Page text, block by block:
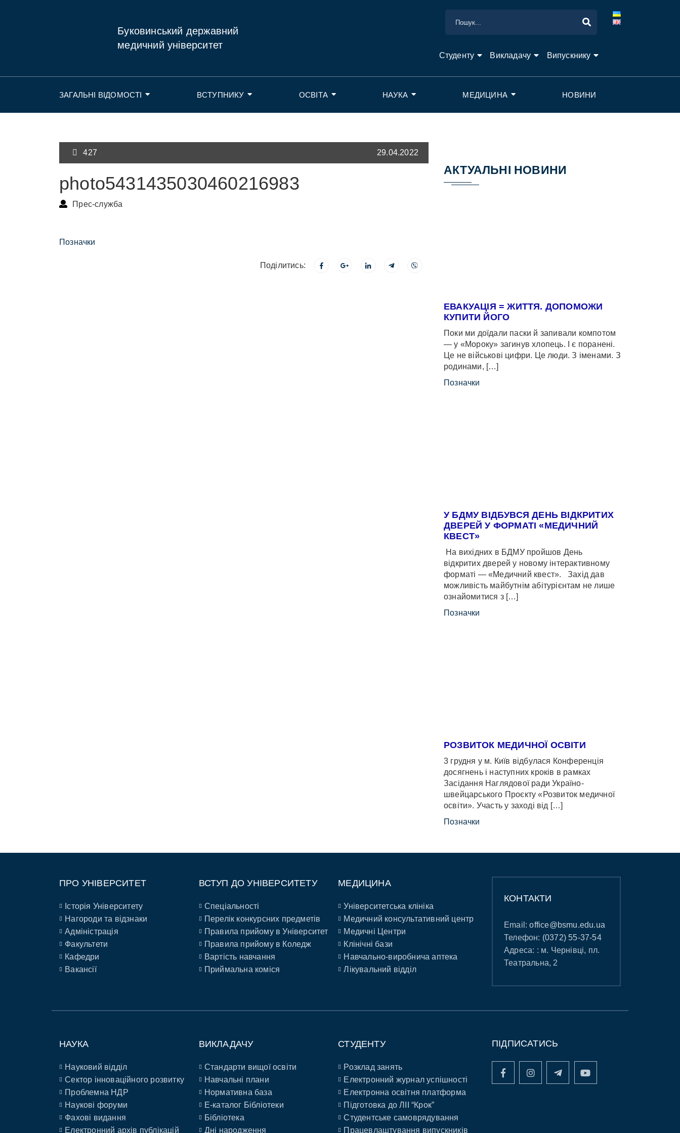
Буковинський державний
медичний університет
Студенту Викладачу Випускнику
ЗАГАЛЬНІ ВІДОМОСТІ ВСТУПНИКУ ОСВІТА НАУКА МЕДИЦИНА НОВИНИ
427 29.04.2022
photo5431435030460216983
Прес-служба
Позначки
Поділитись:
АКТУАЛЬНІ НОВИНИ
ЕВАКУАЦІЯ = ЖИТТЯ. ДОПОМОЖИ
КУПИТИ ЙОГО
Поки ми доїдали паски й запивали компотом
— у «Мороку» загинув хлопець. І є поранені.
Це не військові цифри. Це люди. З іменами. З
родинами, […]
Позначки
У БДМУ ВІДБУВСЯ ДЕНЬ ВІДКРИТИХ
ДВЕРЕЙ У ФОРМАТІ «МЕДИЧНИЙ
КВЕСТ»
На вихідних в БДМУ пройшов День
відкритих дверей у новому інтерактивному
форматі — «Медичний квест». Захід дав
можливість майбутнім абітурієнтам не лише
ознайомитися з […]
Позначки
РОЗВИТОК МЕДИЧНОЇ ОСВІТИ
3 грудня у м. Київ відбулася Конференція
досягнень і наступних кроків в рамках
Засідання Наглядової ради Україно-
швейцарського Проєкту «Розвиток медичної
освіти». Участь у заході від […]
Позначки
ПРО УНІВЕРСИТЕТ
Історія Університету
Нагороди та відзнаки
Адміністрація
Факультети
Кафедри
Вакансії
ВСТУП ДО УНІВЕРСИТЕТУ
Спеціальності
Перелік конкурсних предметів
Правила прийому в Університет
Правила прийому в Коледж
Вартість навчання
Приймальна коміся
МЕДИЦИНА
Університетська клініка
Медичний консультативний центр
Медичні Центри
Клінічні бази
Навчально-виробнича аптека
Лікувальний відділ
КОНТАКТИ
Email:office@bsmu.edu.ua
Телефон: (0372) 55-37-54
Адреса: : м. Чернівці, пл.
Театральна, 2
НАУКА
Науковий відділ
Сектор інноваційного розвитку
Проблемна НДР
Наукові форуми
Фахові видання
Електронний архів публікацій
ВИКЛАДАЧУ
Стандарти вищої освіти
Навчальні плани
Нормативна база
E-каталог Бібліотеки
Бібліотека
Дні народження
СТУДЕНТУ
Розклад занять
Електронний журнал успішності
Електронна освітня платформа
Підготовка до ЛІІ “Крок”
Студентське самоврядування
Працевлаштування випускників
ПІДПИСАТИСЬ